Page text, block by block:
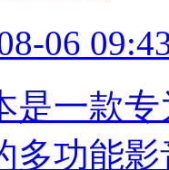
06
是一款
多功能